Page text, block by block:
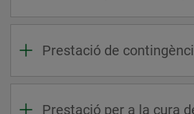
Prestació de
Prestació per a la cura